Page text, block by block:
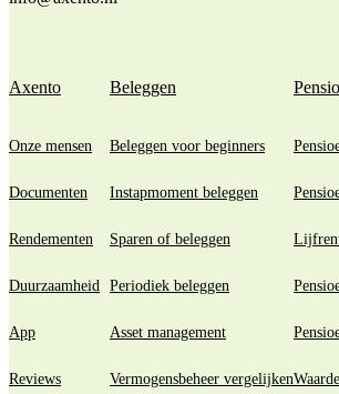
Axento
Onze mensen
Documenten
Rendementen
Duurzaamheid
App
Reviews
Beleggen
Beleggen voor beginners
Instapmoment beleggen
Sparen of beleggen
Periodiek beleggen
Asset management
Vermogensbeheer vergelijken